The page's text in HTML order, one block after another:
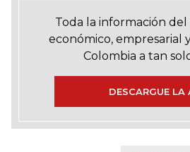
Toda la información
económico, empresarial
Colombia a tan
DESCARGUE LA